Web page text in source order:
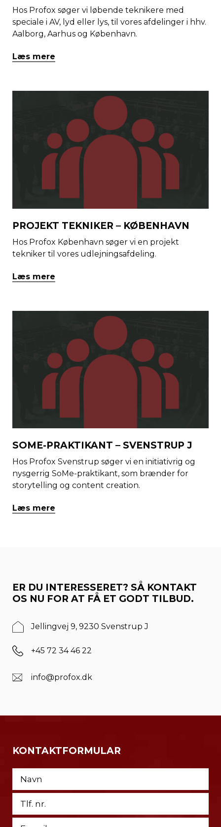
Hos Profox søger vi løbende teknikere med
speciale i AV, lyd eller lys, til vores afdelinger i hhv.
Aalborg, Aarhus og København.
Læs mere
PROJEKT TEKNIKER – KØBENHAVN
Hos Profox København søger vi en projekt
tekniker til vores udlejningsafdeling.
Læs mere
SOME-PRAKTIKANT – SVENSTRUP J
Hos Profox Svenstrup søger vi en initiativrig og
nysgerrig SoMe-praktikant, som brænder for
storytelling og content creation.
Læs mere
ER DU INTERESSERET? SÅ KONTAKT
OS NU FOR AT FÅ ET GODT TILBUD.
Jellingvej 9, 9230 Svenstrup J
+45 72 34 46 22
info@profox.dk
KONTAKTFORMULAR